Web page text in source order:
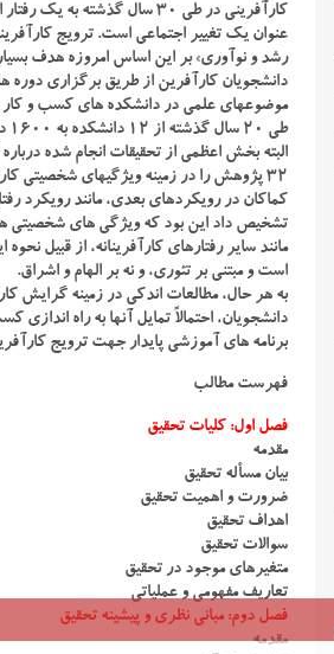
کارآفرینی در طی ۳۰ سال
عنوان یک تغییر اجتماعی است. ترویج
رشد و نوآوری» بر این اساس امروزه هدف
دانشجویان کارآفرین از طریق برگزاری دوره
موضوعهای علمی در دانشکده های کسب و کار و
طی ۲۰ سال گذشته از ۱۲ دانشکده به ۱۶۰۰ دانشکده افزایش یافته است.
البته بخش اعظمی از تحقیقات انجام شده
۳۲ پژوهش را در زمینه ویژگیهای شخصیتی
کماکان در رویکردهای بعدی، مانند رویکرد
تشخیص داد این بود که ویژگی های شخصیتی
مانند سایر رفتارهای کارآفرینانه، از قبیل
است و مبتنی بر تئوری، و نه بر الهام و اشراق.
به هر حال، مطالعات اندکی در زمینه گرایش
دانشجویان، احتمالاً تمایل آنها به راه
برنامه های آموزشی پایدار جهت ترویج
فهرست مطالب
فصل اول: کلیات تحقیق
مقدمه
بیان مسأله تحقیق
ضرورت و اهمیت تحقیق
اهداف تحقیق
سوالات تحقیق
متغیرهای موجود در تحقیق
تعاریف مفهومی و عملیاتی
فصل دوم: مبانی نظری و پیشینه تحقیق
مقدمه